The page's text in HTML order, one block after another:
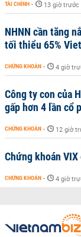
TÀI CHÍNH - 13 giờ trước
NHNN cần tăng
tối thiểu 65%
CHỨNG KHOÁN - 4 giờ
Công ty con của
gấp hơn 4 lần cổ
CHỨNG KHOÁN - 12 giờ
Chứng khoán
CHỨNG KHOÁN - 4 giờ